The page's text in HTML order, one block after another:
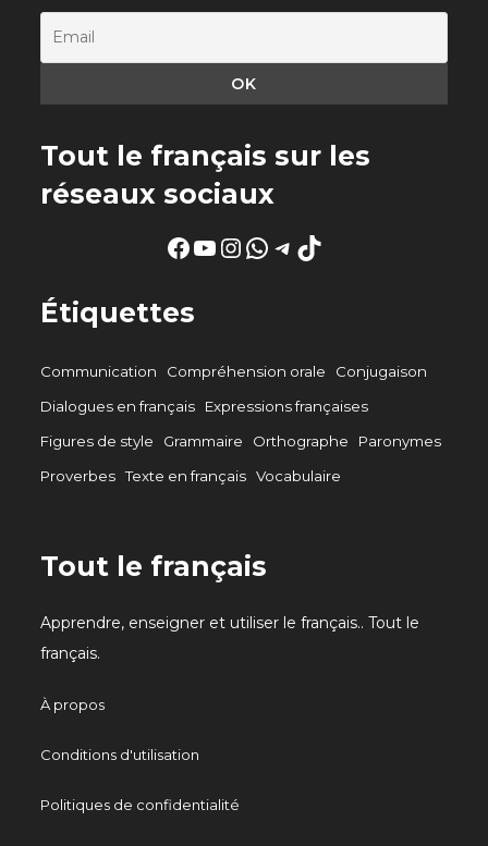
Tout le français sur les
réseaux sociaux
Facebook
YouTube
Instagram
WhatsApp
Telegram
TikTok
Étiquettes
Communication Compréhension orale
Conjugaison
Dialogues en français
Expressions françaises
Figures de style
Grammaire Orthographe
Paronymes
Proverbes Texte en français Vocabulaire
Tout le français
Apprendre, enseigner et utiliser le français.. Tout le
français.
À propos
Conditions d'utilisation
Politiques de confidentialité